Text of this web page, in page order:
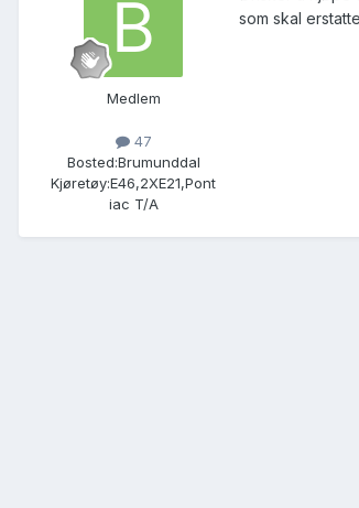
Medlem
47
Bosted:Brumunddal
Kjøretøy:E46,2XE21,Pont
iac T/A
som skal